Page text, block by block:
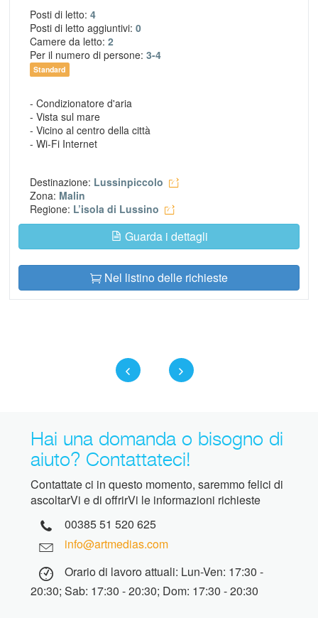
Posti di letto: 4
Posti di letto aggiuntivi: 0
Camere da letto: 2
Per il numero di persone: 3-4
Standard
- Condizionatore d'aria
- Vista sul mare
- Vicino al centro della città
- Wi-Fi Internet
Destinazione: Lussinpiccolo
Zona: Malin
Regione: L’isola di Lussino
Guarda i dettagli
Nel listino delle richieste
Hai una domanda o bisogno di
aiuto? Contattateci!
Contattate ci in questo momento, saremmo felici di
ascoltarVi e di offrirVi le informazioni richieste
00385 51 520 625
info@artmedias.com
Orario di lavoro attuali: Lun-Ven: 17:30 -
20:30; Sab: 17:30 - 20:30; Dom: 17:30 - 20:30